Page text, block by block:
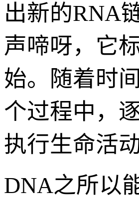
出新的RNA
声啼呀，它
始。随着时
个过程中，
执行生命活
DNA之所以